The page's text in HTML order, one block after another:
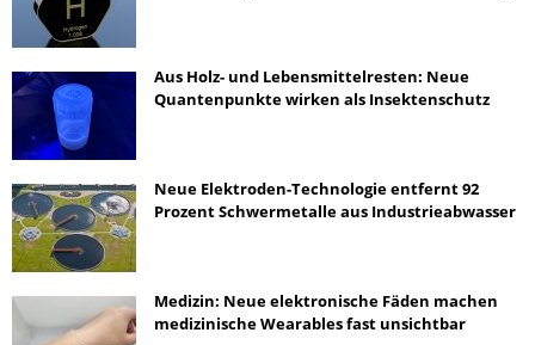
Aus Holz- und Lebensmittelresten: Neue
Quantenpunkte wirken als Insektenschutz
Neue Elektroden-Technologie entfernt 92
Prozent Schwermetalle aus Industrieabwasser
Medizin: Neue elektronische Fäden machen
medizinische Wearables fast unsichtbar